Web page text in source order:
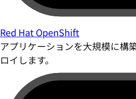
Red Hat OpenShift
アプリケーションを大規模に構
ロイします。